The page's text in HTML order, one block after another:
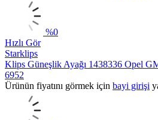
%0
Hızlı Gör
Starklips
Klips Güneşlik Ayağı 1438336 Opel
6952
Ürünün fiyatını görmek için bayi girişi